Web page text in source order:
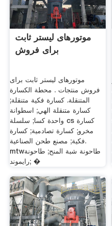
موتورهای لیستر ثابت
برای فروش
موتورهای لیستر ثابت برای
فروش منتجات . محطة الكسارة
المتنقلة. كسارة فكية متنقلة;
كسارة متنقلة الهي; اسطوانة
واحدة كسا; سلسلة cs كسارة
مخرو; كسارة تصادمية; كسارة
فكية; مصنع طحن الصناعية.
mtwطاحونة شبة المنح; طاحونة
رايموند; �